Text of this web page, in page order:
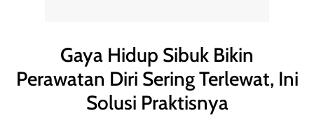
Gaya Hidup Sibuk Bikin
Perawatan Diri Sering Terlewat, Ini
Solusi Praktisnya